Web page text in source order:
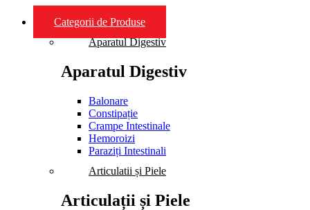
Categorii de Produse
Aparatul Digestiv
Aparatul Digestiv
Balonare
Constipație
Crampe Intestinale
Hemoroizi
Paraziți Intestinali
Articulatii și Piele
Articulații și Piele